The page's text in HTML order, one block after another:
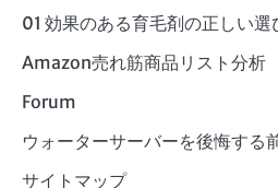
ー
01 効果のある育毛剤の正しい選
Amazon売れ筋商品リスト分析
Forum
ウォーターサーバーを後悔する
サイトマップ